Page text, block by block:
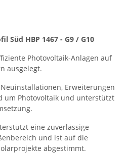
Süd HBP 1467 - G9 / G10
Photovoltaik-Anlagen auf
ausgelegt.
Erweiterungen
um Photovoltaik und unterstützt
eine zuverlässige
und ist auf die
abgestimmt.